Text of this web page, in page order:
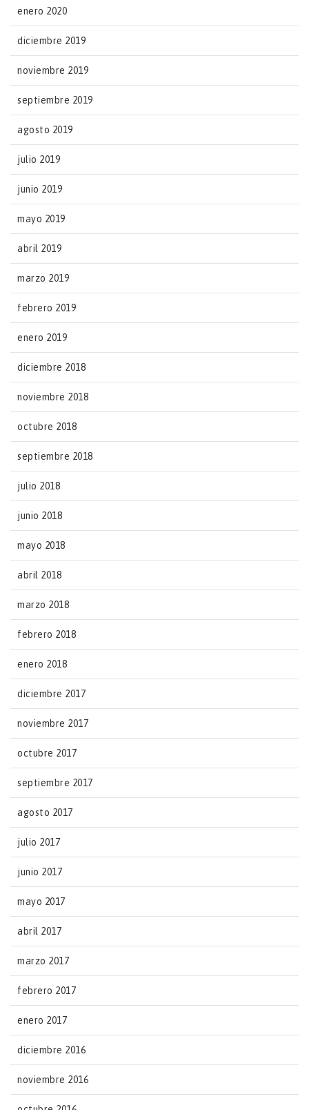
enero 2020
diciembre 2019
noviembre 2019
septiembre 2019
agosto 2019
julio 2019
junio 2019
mayo 2019
abril 2019
marzo 2019
febrero 2019
enero 2019
diciembre 2018
noviembre 2018
octubre 2018
septiembre 2018
julio 2018
junio 2018
mayo 2018
abril 2018
marzo 2018
febrero 2018
enero 2018
diciembre 2017
noviembre 2017
octubre 2017
septiembre 2017
agosto 2017
julio 2017
junio 2017
mayo 2017
abril 2017
marzo 2017
febrero 2017
enero 2017
diciembre 2016
noviembre 2016